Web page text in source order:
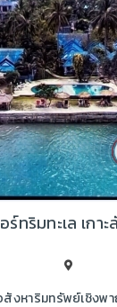
ทริมทะเล เกา
สังหาริมทรัพย์เชิงพ